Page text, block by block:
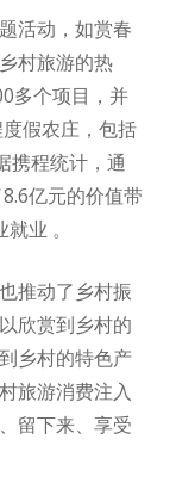
活动，如赏春
村旅游的热
多个项目，并
假农庄，包括
携程统计，通
亿元的价值带
业 。
推动了乡村振
欣赏到乡村的
乡村的特色产
旅游消费注入
留下来、享受